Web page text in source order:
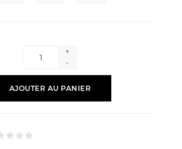
+
-
AJOUTER AU PANIER